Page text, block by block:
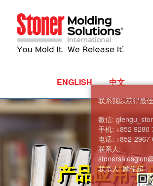
ENGLISH 中文
产品应用手
联系我以获得最
微信:
手机: +852 9280
电话: +852-2967
联系人:
联系人:顾伦超